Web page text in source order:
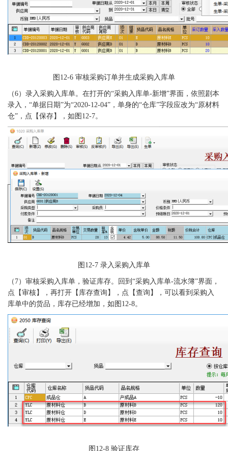
图 12-6 审核采购订单并生成采购入库单
（6） 录入采购入库单。在打开的“采购入库单-新增”界面，依照剧本
录入，“单据日期”为“2020-12-04”，单身的“仓库”字段应改为“原材料
仓”，点【保存】，如图12-7。
图 12-7 录入采购入库单
（ 7） 审核采购入库单，验证库存。回到 “采购入库单-流水簿”界面，
点【审核】，再打开【库存查询】，点【查询】，可以看到采购入
库单中的货品，库存已经增加，如 图 12-8。
图 12-8 验证库存